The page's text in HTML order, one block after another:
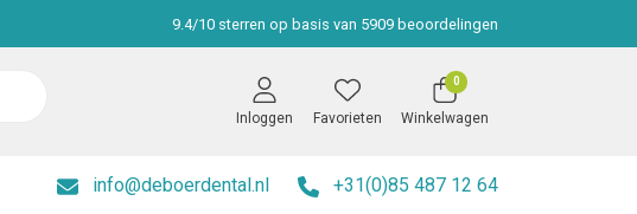
9.4/10 sterren op basis van 5909 beoordelingen
Inloggen Favorieten
0
Winkelwagen
info@deboerdental.nl +31(0)85 487 12 64